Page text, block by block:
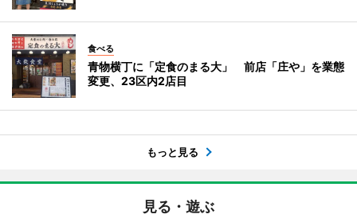
食べる
青物横丁に「定食のまる大」 前店「庄や」を業態
変更、23区内2店目
もっと見る
見る・遊ぶ